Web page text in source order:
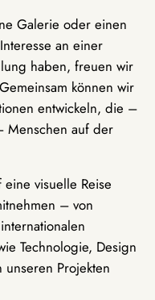
Galerie oder einen
an einer
haben, freuen wir
können wir
entwickeln, die –
Menschen auf der
visuelle Reise
– von
Technologie, Design
Projekten